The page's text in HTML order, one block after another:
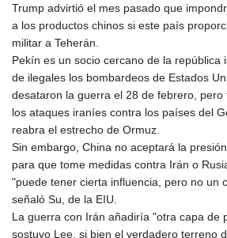
Trump advirtió el mes pasado que
a los productos chinos si este país
militar a Teherán.
Pekín es un socio cercano de la república
de ilegales los bombardeos de Estados
desataron la guerra el 28 de febrero, pero
los ataques iraníes contra los países del
reabra el estrecho de Ormuz.
Sin embargo, China no aceptará la
para que tome medidas contra Irán o
"puede tener cierta influencia, pero no un
señaló Su, de la EIU.
La guerra con Irán añadiría "otra capa de
sostuvo Lee, si bien el verdadero terreno